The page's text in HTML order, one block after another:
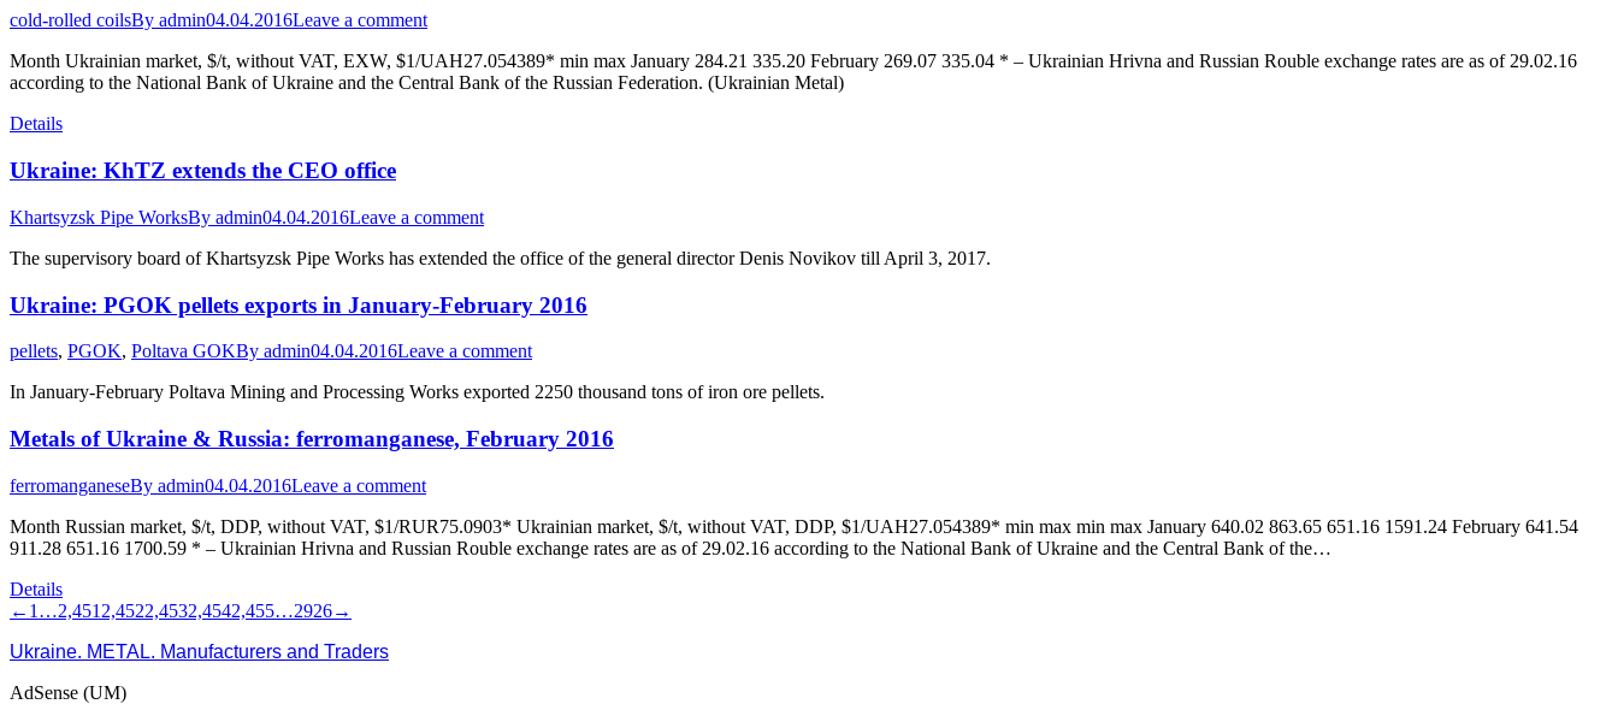
cold-rolled coilsBy admin04.04.2016Leave a comment
Month Ukrainian market, $/t, without VAT, EXW, $1/UAH27.054389* min max January 284.21 335.20 February 269.07 335.04 * – Ukrainian Hrivna and Russian Rouble exchange rates are as of 29.02.16
according to the National Bank of Ukraine and the Central Bank of the Russian Federation. (Ukrainian Metal)
Details
Ukraine: KhTZ extends the CEO office
Khartsyzsk Pipe WorksBy admin04.04.2016Leave a comment
The supervisory board of Khartsyzsk Pipe Works has extended the office of the general director Denis Novikov till April 3, 2017.
Ukraine: PGOK pellets exports in January-February 2016
pellets, PGOK, Poltava GOKBy admin04.04.2016Leave a comment
In January-February Poltava Mining and Processing Works exported 2250 thousand tons of iron ore pellets.
Metals of Ukraine & Russia: ferromanganese, February 2016
ferromanganeseBy admin04.04.2016Leave a comment
Month Russian market, $/t, DDP, without VAT, $1/RUR75.0903* Ukrainian market, $/t, without VAT, DDP, $1/UAH27.054389* min max min max January 640.02 863.65 651.16 1591.24 February 641.54
911.28 651.16 1700.59 * – Ukrainian Hrivna and Russian Rouble exchange rates are as of 29.02.16 according to the National Bank of Ukraine and the Central Bank of the…
Details
← 1 …2,451 2,4522,4532,4542,455…2926→
Ukraine. METAL. Manufacturers and Traders
AdSense (UM)